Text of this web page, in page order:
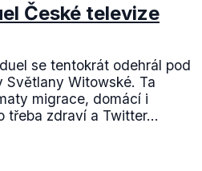
České televize
se tentokrát odehrál pod
Witowské. Ta
migrace, domácí i
třeba zdraví a Twitter...